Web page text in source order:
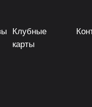
Клубные
карты